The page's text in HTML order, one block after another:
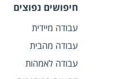
חיפושים נפוצים
עבודה מיידית
עבודה מהבית
עבודה לאמהות